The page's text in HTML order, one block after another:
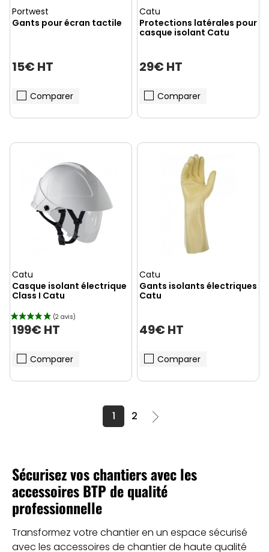
(1 avis)
Portwest
Gants pour écran tactile
15€ HT
Comparer
Catu
Protections latérales pour
casque isolant Catu
29€ HT
Comparer
Catu
Casque isolant électrique
Class I Catu
199€ HT
Comparer
Catu
Gants isolants électriques
Catu
49€ HT
Comparer
1 2
Sécurisez vos chantiers avec les
accessoires BTP de qualité
professionnelle
Transformez votre chantier en un espace sécurisé
avec les accessoires de chantier de haute qualité